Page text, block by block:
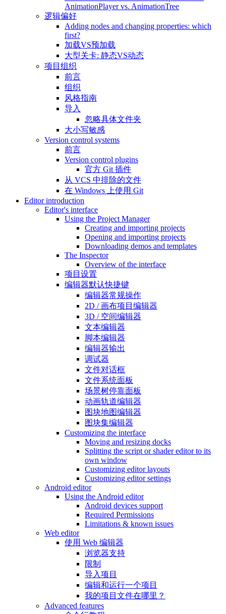
AnimationPlayer vs. AnimationTree
逻辑偏好
Adding nodes and changing properties: which
first?
加载VS预加载
大型关卡: 静态VS动态
项目组织
前言
组织
风格指南
导入
忽略具体文件夹
大小写敏感
Version control systems
前言
Version control plugins
官方 Git 插件
从 VCS 中排除的文件
在 Windows 上使用 Git
Editor introduction
Editor's interface
Using the Project Manager
Creating and importing projects
Opening and importing projects
Downloading demos and templates
The Inspector
Overview of the interface
项目设置
编辑器默认快捷键
编辑器常规操作
2D / 画布项目编辑器
3D / 空间编辑器
文本编辑器
脚本编辑器
编辑器输出
调试器
文件对话框
文件系统面板
场景树停靠面板
动画轨道编辑器
图块地图编辑器
图块集编辑器
Customizing the interface
Moving and resizing docks
Splitting the script or shader editor to its
own window
Customizing editor layouts
Customizing editor settings
Android editor
Using the Android editor
Android devices support
Required Permissions
Limitations & known issues
Web editor
使用 Web 编辑器
浏览器支持
限制
导入项目
编辑和运行一个项目
我的项目文件在哪里？
Advanced features